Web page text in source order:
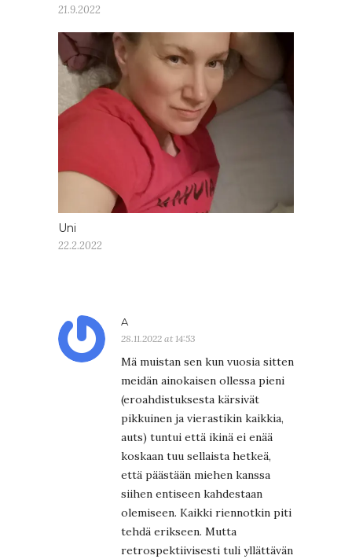
21.9.2022
Uni
22.2.2022
A
28.11.2022 at 14:53
Mä muistan sen kun vuosia sitten
meidän ainokaisen ollessa pieni
(eroahdistuksesta kärsivät
pikkuinen ja vierastikin kaikkia,
auts) tuntui että ikinä ei enää
koskaan tuu sellaista hetkeä,
että päästään miehen kanssa
siihen entiseen kahdestaan
olemiseen. Kaikki riennotkin piti
tehdä erikseen. Mutta
retrospektiivisesti tuli yllättävän